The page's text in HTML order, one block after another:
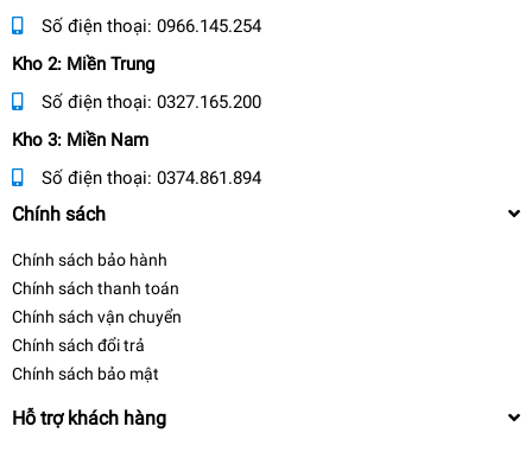
Số điện thoại: 0966.145.254
Kho 2: Miền Trung
Số điện thoại: 0327.165.200
Kho 3: Miền Nam
Số điện thoại: 0374.861.894
Chính sách
Chính sách bảo hành
Chính sách thanh toán
Chính sách vận chuyển
Chính sách đổi trả
Chính sách bảo mật
Hỗ trợ khách hàng